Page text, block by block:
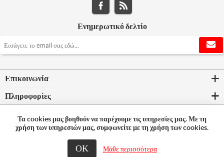
Ενημερωτικό δελτίο
Επικοινωνία
Πληροφορίες
Ο λογαριασμός μου
© 2026 Bookleader
Τα cookies μας βοηθούν να παρέχουμε τις υπηρεσίες μας. Με τη
χρήση των υπηρεσιών μας, συμφωνείτε με τη χρήση των cookies.
ΟΚ Μάθε περισσότερα